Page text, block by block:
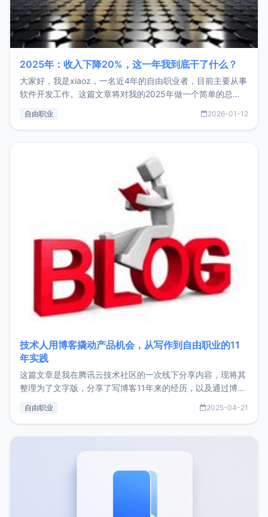
2025年：收入下降20%，这一年我到底干了什么？
大家好，我是xiaoz，一名近4年的自由职业者，目前主要从事
软件开发工作。这篇文章将对我的2025年做一个简单的总
收入下降20%，但却过得很充实，2026年不求突破，但求保
自由职业 2026-01-12
技术人用博客撬动产品机会，从写作到自由职业的11
年实践
这篇文章是我在腾讯云技术社区的一次线下分享内容，现将其
整理为了文字版，分享了写博客11年来的经历，以及通过博客
了我的首个产品ImgURL的真实数据和产品现状。自我介绍大
自由职业 2025-04-21